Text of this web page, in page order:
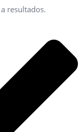
resultados.